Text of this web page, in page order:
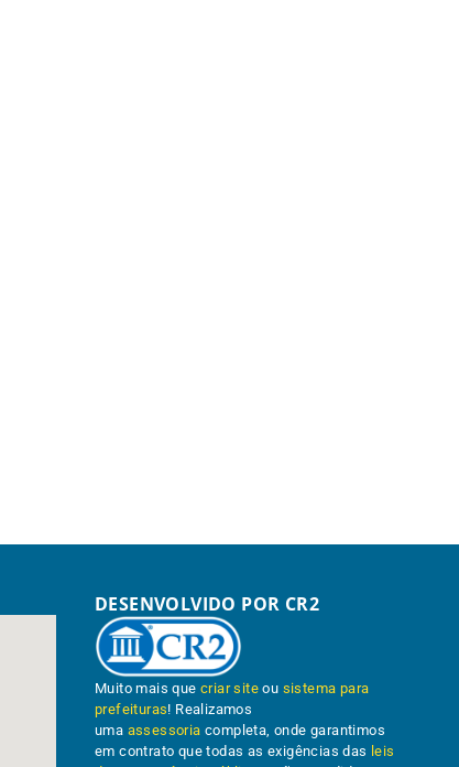
DESENVOLVIDO POR CR2
Muito mais quecriar site ou sistema para
prefeituras! Realizamos
uma assessoria completa, onde garantimos
em contrato que todas as exigências das leis